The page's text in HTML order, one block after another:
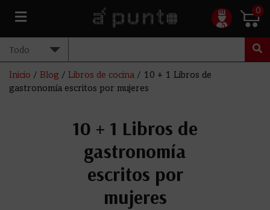
0
Inicio / Blog / Libros de cocina / 10 + 1 Libros de
gastronomía escritos por mujeres
10 + 1 Libros de
gastronomía
escritos por
mujeres